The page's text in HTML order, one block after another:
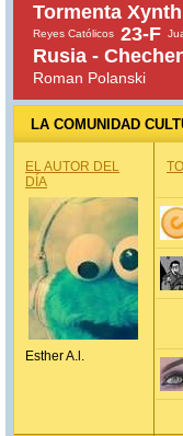
Tormenta
Reyes Católicos 23-F
Rusia -
Roman Polanski
LA COMUNIDAD
EL AUTOR DEL
DÍA
Esther A.l.